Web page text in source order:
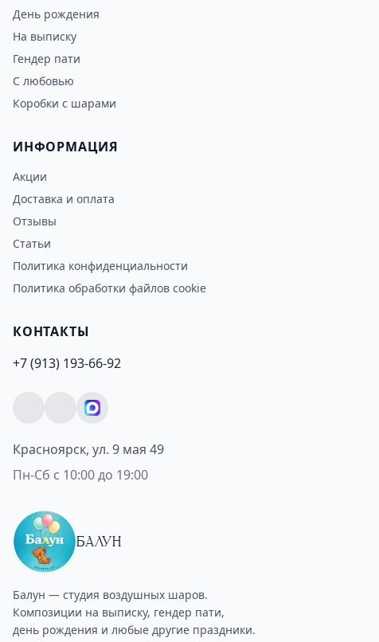
День рождения
На выписку
Гендер пати
С любовью
Коробки с шарами
ИНФОРМАЦИЯ
Акции
Доставка и оплата
Отзывы
Статьи
Политика конфиденциальности
Политика обработки файлов cookie
КОНТАКТЫ
+7 (913) 193-66-92
Красноярск, ул. 9 мая 49
Пн-Сб с 10:00 до 19:00
БАЛУН
Балун — студия воздушных шаров.
Композиции на выписку, гендер пати,
день рождения и любые другие праздники.